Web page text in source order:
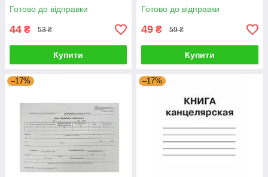
Готово до відправки
44 ₴ 53 ₴
Купити
Готово до відправки
49 ₴ 59 ₴
Купити
–17% –17%